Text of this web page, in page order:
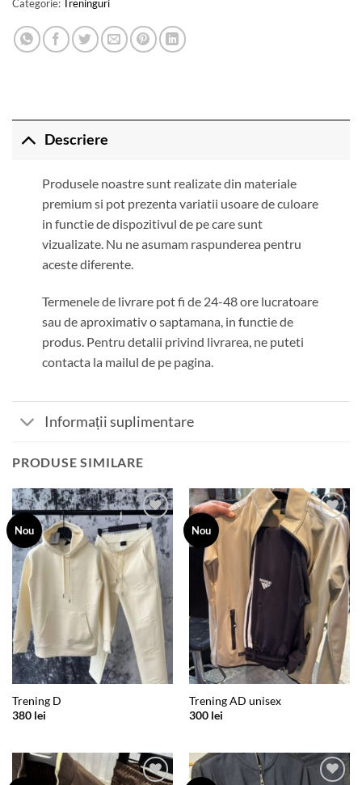
Categorie:Treninguri
Descriere
Produsele noastre sunt realizate din materiale
premium si pot prezenta variatii usoare de culoare
in functie de dispozitivul de pe care sunt
vizualizate. Nu ne asumam raspunderea pentru
aceste diferente.
Termenele de livrare pot fi de 24-48 ore lucratoare
sau de aproximativ o saptamana, in functie de
produs. Pentru detalii privind livrarea, ne puteti
contacta la mailul de pe pagina.
Informații suplimentare
PRODUSE SIMILARE
Nou
Add to
wishlist
Trening D
380 lei
Nou
Add to
wishlist
Trening AD unisex
300 lei